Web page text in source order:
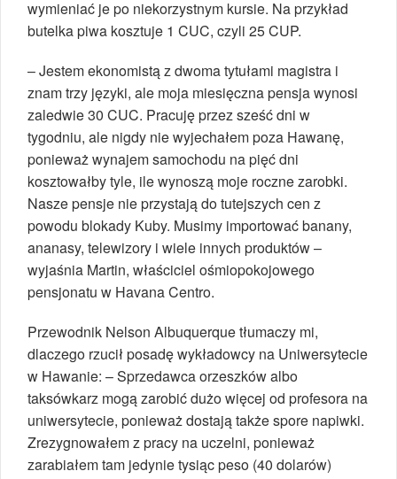
wymieniać je po niekorzystnym kursie. Na przykład
butelka piwa kosztuje 1 CUC, czyli 25 CUP.
– Jestem ekonomistą z dwoma tytułami magistra i
znam trzy języki, ale moja miesięczna pensja wynosi
zaledwie 30 CUC. Pracuję przez sześć dni w
tygodniu, ale nigdy nie wyjechałem poza Hawanę,
ponieważ wynajem samochodu na pięć dni
kosztowałby tyle, ile wynoszą moje roczne zarobki.
Nasze pensje nie przystają do tutejszych cen z
powodu blokady Kuby. Musimy importować banany,
ananasy, telewizory i wiele innych produktów –
wyjaśnia Martin, właściciel ośmiopokojowego
pensjonatu w Havana Centro.
Przewodnik Nelson Albuquerque tłumaczy mi,
dlaczego rzucił posadę wykładowcy na Uniwersytecie
w Hawanie: – Sprzedawca orzeszków albo
taksówkarz mogą zarobić dużo więcej od profesora na
uniwersytecie, ponieważ dostają także spore napiwki.
Zrezygnowałem z pracy na uczelni, ponieważ
zarabiałem tam jedynie tysiąc peso (40 dolarów)